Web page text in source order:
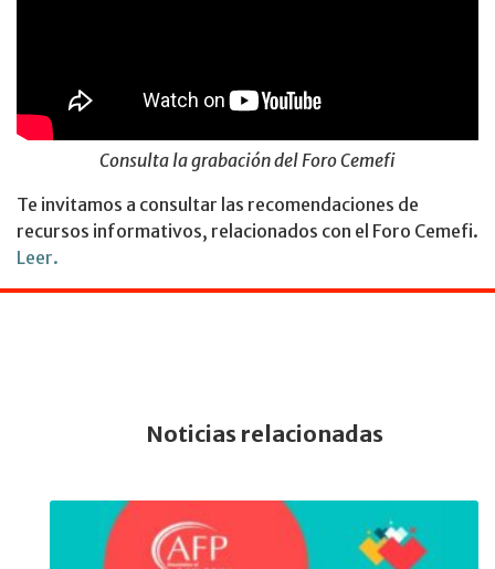
Consulta la grabación del Foro Cemefi
Te invitamos a consultar las recomendaciones de
recursos informativos, relacionados con el Foro Cemefi.
Leer.
Noticias relacionadas